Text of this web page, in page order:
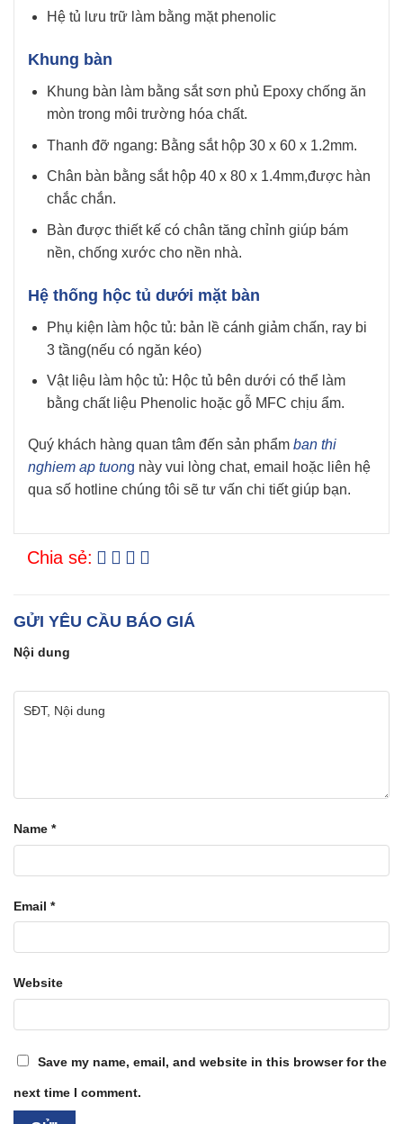
Hệ tủ lưu trữ làm bằng mặt phenolic
Khung bàn
Khung bàn làm bằng sắt sơn phủ Epoxy chống ăn
mòn trong môi trường hóa chất.
Thanh đỡ ngang: Bằng sắt hộp 30 x 60 x 1.2mm.
Chân bàn bằng sắt hộp 40 x 80 x 1.4mm,được hàn
chắc chắn.
Bàn được thiết kế có chân tăng chỉnh giúp bám
nền, chống xước cho nền nhà.
Hệ thống hộc tủ dưới mặt bàn
Phụ kiện làm hộc tủ: bản lề cánh giảm chấn, ray bi
3 tầng(nếu có ngăn kéo)
Vật liệu làm hộc tủ: Hộc tủ bên dưới có thể làm
bằng chất liệu Phenolic hoặc gỗ MFC chịu ẩm.
Quý khách hàng quan tâm đến sản phẩm ban thi
nghiem ap tuong này vui lòng chat, email hoặc liên hệ
qua số hotline chúng tôi sẽ tư vấn chi tiết giúp bạn.
Chia sẻ:
GỬI YÊU CẦU BÁO GIÁ
Nội dung
Name *
Email *
Website
Save my name, email, and website in this browser for the
next time I comment.